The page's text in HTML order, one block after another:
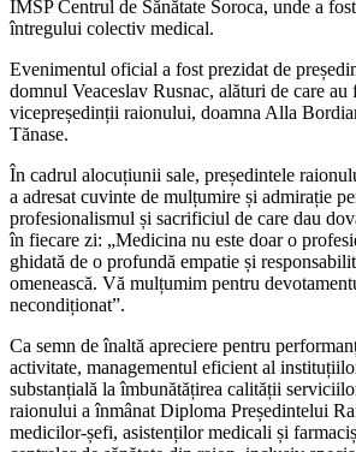
IMSP Centrul de Sănătate Soroca, unde a
întregului colectiv medical.
Evenimentul oficial a fost prezidat de
domnul Veaceslav Rusnac, alături de care au
vicepreședinții raionului, doamna Alla
Tănase.
În cadrul alocuțiunii sale, președintele
a adresat cuvinte de mulțumire și admirație
profesionalismul și sacrificiul de care dau
în fiecare zi: „Medicina nu este doar o
ghidată de o profundă empatie și
omenească. Vă mulțumim pentru
necondiționat”.
Ca semn de înaltă apreciere pentru
activitate, managementul eficient al
substanțială la îmbunătățirea calității
raionului a înmânat Diploma Președintelui
medicilor-șefi, asistenților medicali și